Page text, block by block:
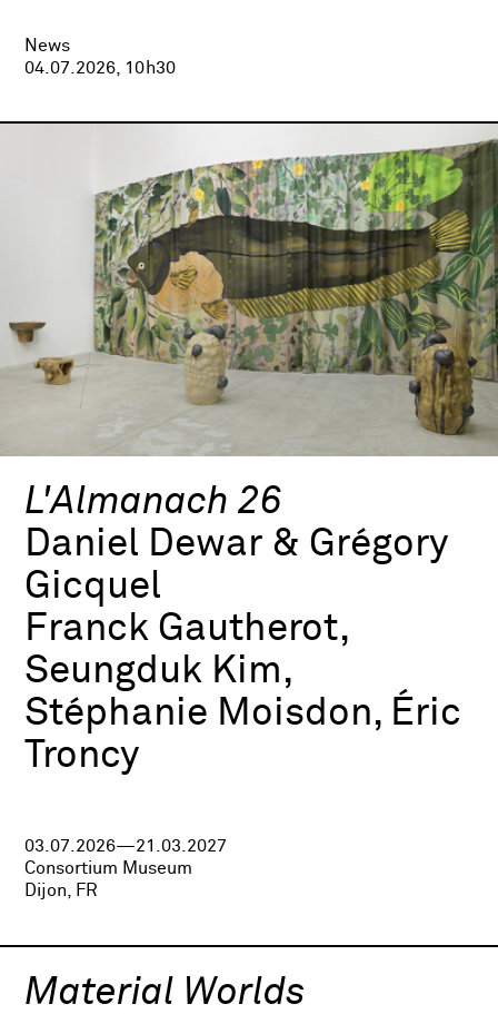
News
04.07.2026, 10h30
L'Almanach 26
Daniel Dewar & Grégory
Gicquel
Franck Gautherot,
Seungduk Kim,
Stéphanie Moisdon, Éric
Troncy
03.07.2026—21.03.2027
Consortium Museum
Dijon, FR
Material Worlds